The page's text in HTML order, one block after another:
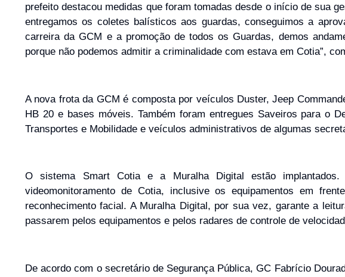
prefeito destacou medidas que foram tomadas desde o início de sua
entregamos os coletes balísticos aos guardas, conseguimos a
carreira da GCM e a promoção de todos os Guardas, demos
porque não podemos admitir a criminalidade com estava em Cotia”,
A nova frota da GCM é composta por veículos Duster, Jeep
HB 20 e bases móveis. Também foram entregues Saveiros para o
Transportes e Mobilidade e veículos administrativos de algumas
O sistema Smart Cotia e a Muralha Digital estão
videomonitoramento de Cotia, inclusive os equipamentos em
reconhecimento facial. A Muralha Digital, por sua vez, garante a
passarem pelos equipamentos e pelos radares de controle de
De acordo com o secretário de Segurança Pública, GC Fabrício